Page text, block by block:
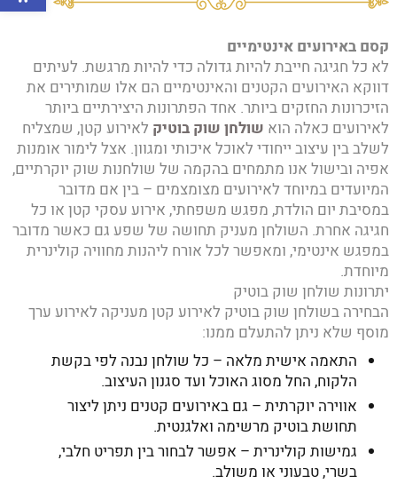
כתבות
סרטונים
השקות
צור קשר
קסם באירועים אינטימיים
לא כל חגיגה חייבת להיות גדולה כדי להיות מרגשת. לעיתים
דווקא האירועים הקטנים והאינטימיים הם אלו שמותירים את
הזיכרונות החזקים ביותר. אחד הפתרונות היצירתיים ביותר
לאירועים כאלה הוא שולחן שוק בוטיק לאירוע קטן, שמצליח
לשלב בין עיצוב ייחודי לאוכל איכותי ומגוון. אצל לימור אומנות
אפיה ובישול אנו מתמחים בהקמה של שולחנות שוק יוקרתיים,
המיועדים במיוחד לאירועים מצומצמים – בין אם מדובר
במסיבת יום הולדת, מפגש משפחתי, אירוע עסקי קטן או כל
חגיגה אחרת. השולחן מעניק תחושה של שפע גם כאשר מדובר
במפגש אינטימי, ומאפשר לכל אורח ליהנות מחוויה קולינרית
מיוחדת.
יתרונות שולחן שוק בוטיק
הבחירה בשולחן שוק בוטיק לאירוע קטן מעניקה לאירוע ערך
מוסף שלא ניתן להתעלם ממנו:
התאמה אישית מלאה – כל שולחן נבנה לפי בקשת
הלקוח, החל מסוג האוכל ועד סגנון העיצוב.
אווירה יוקרתית – גם באירועים קטנים ניתן ליצור
תחושת בוטיק מרשימה ואלגנטית.
גמישות קולינרית – אפשר לבחור בין תפריט חלבי,
בשרי, טבעוני או משולב.